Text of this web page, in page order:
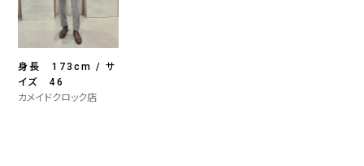
身長 173cm / サ
イズ 46
カメイドクロック店